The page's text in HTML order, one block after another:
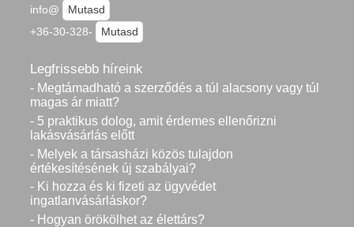
info@
Mutasd
+36-30-328-
Mutasd
Legfrissebb híreink
- Megtámadható a szerződés a túl alacsony vagy túl
magas ár miatt?
- 5 praktikus dolog, amit érdemes ellenőrizni
lakásvásárlás előtt
- Melyek a társasházi közös tulajdon
értékesítésének új szabályai?
- Ki hozza és ki fizeti az ügyvédet
ingatlanvásárláskor?
- Hogyan örökölhet az élettárs?